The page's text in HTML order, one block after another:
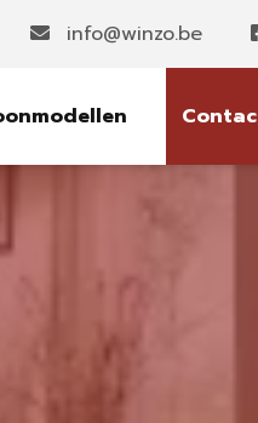
info@winzo.be